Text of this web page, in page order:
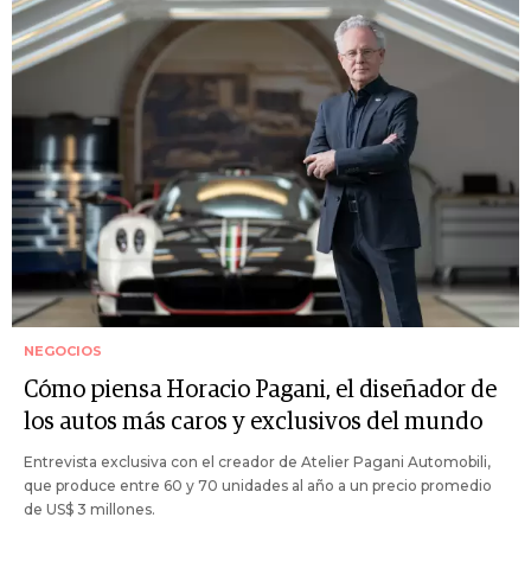
NEGOCIOS
Cómo piensa Horacio Pagani, el diseñador de
los autos más caros y exclusivos del mundo
Entrevista exclusiva con el creador de Atelier Pagani Automobili,
que produce entre 60 y 70 unidades al año a un precio promedio
de US$ 3 millones.